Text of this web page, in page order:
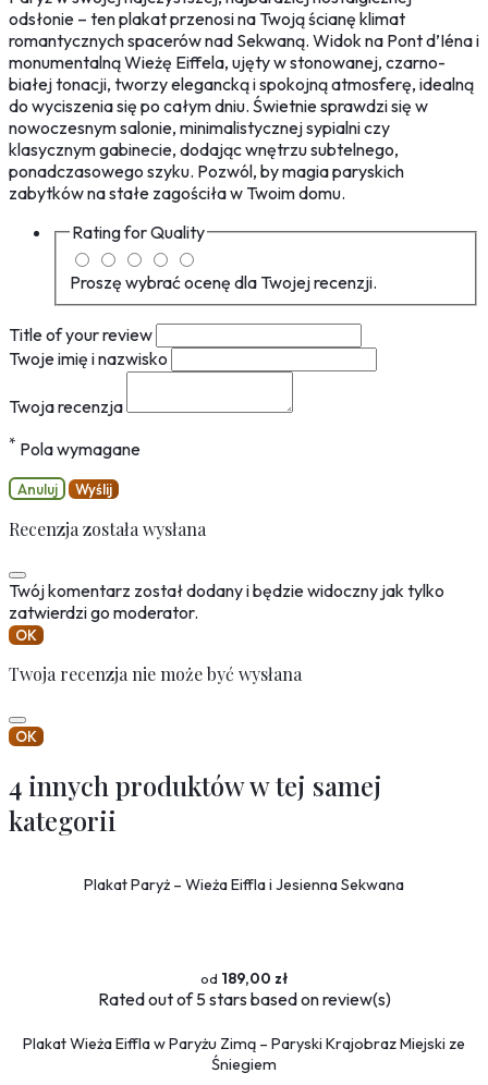
odsłonie – ten plakat przenosi na Twoją ścianę klimat
romantycznych spacerów nad Sekwaną. Widok na Pont d’Iéna i
monumentalną Wieżę Eiffela, ujęty w stonowanej, czarno-
białej tonacji, tworzy elegancką i spokojną atmosferę, idealną
do wyciszenia się po całym dniu. Świetnie sprawdzi się w
nowoczesnym salonie, minimalistycznej sypialni czy
klasycznym gabinecie, dodając wnętrzu subtelnego,
ponadczasowego szyku. Pozwól, by magia paryskich
zabytków na stałe zagościła w Twoim domu.
Rating forQuality
Proszę wybrać ocenę dla Twojej recenzji.
Title of your review
Twoje imię i nazwisko
Twoja recenzja
* Pola wymagane
Anuluj Wyślij
Recenzja została wysłana
Twój komentarz został dodany i będzie widoczny jak tylko
zatwierdzi go moderator.
OK
Twoja recenzja nie może być wysłana
OK
4 innych produktów w tej samej
kategorii
Plakat Paryż – Wieża Eiffla i Jesienna Sekwana
189,00 zł
Ratedout of 5 stars based onreview(s)
Plakat Wieża Eiffla w Paryżu Zimą – Paryski Krajobraz Miejski ze
Śniegiem